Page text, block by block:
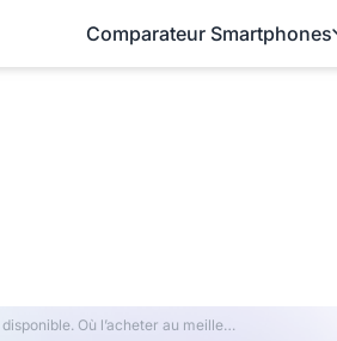
Comparateur Smartphones
L’Asus ZenFone 6 est disponible. Où l’acheter au meilleur prix ?